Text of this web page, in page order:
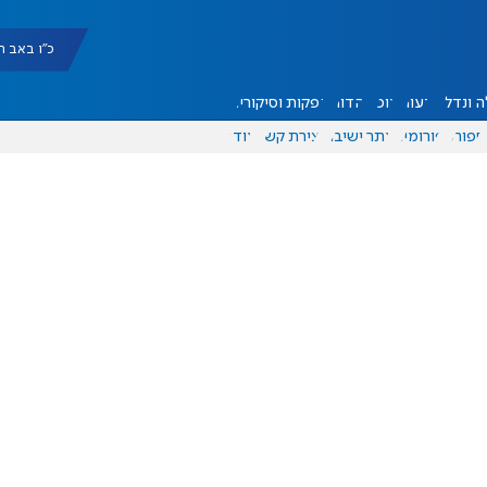
כ"ו באב
ונדל"ן דעות אוכל יהדות הפקות וסיקורים
ספורט פורומים אתר ישיבה יצירת קשר עוד